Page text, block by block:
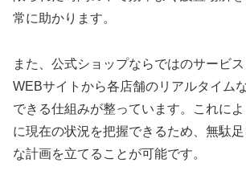
常に助かります。
また、公式ショップならではのサービ
WEBサイトから各店舗のリアルタイム
できる仕組みが整っています。これに
に現在の状況を把握できるため、無駄
な計画を立てることが可能です。